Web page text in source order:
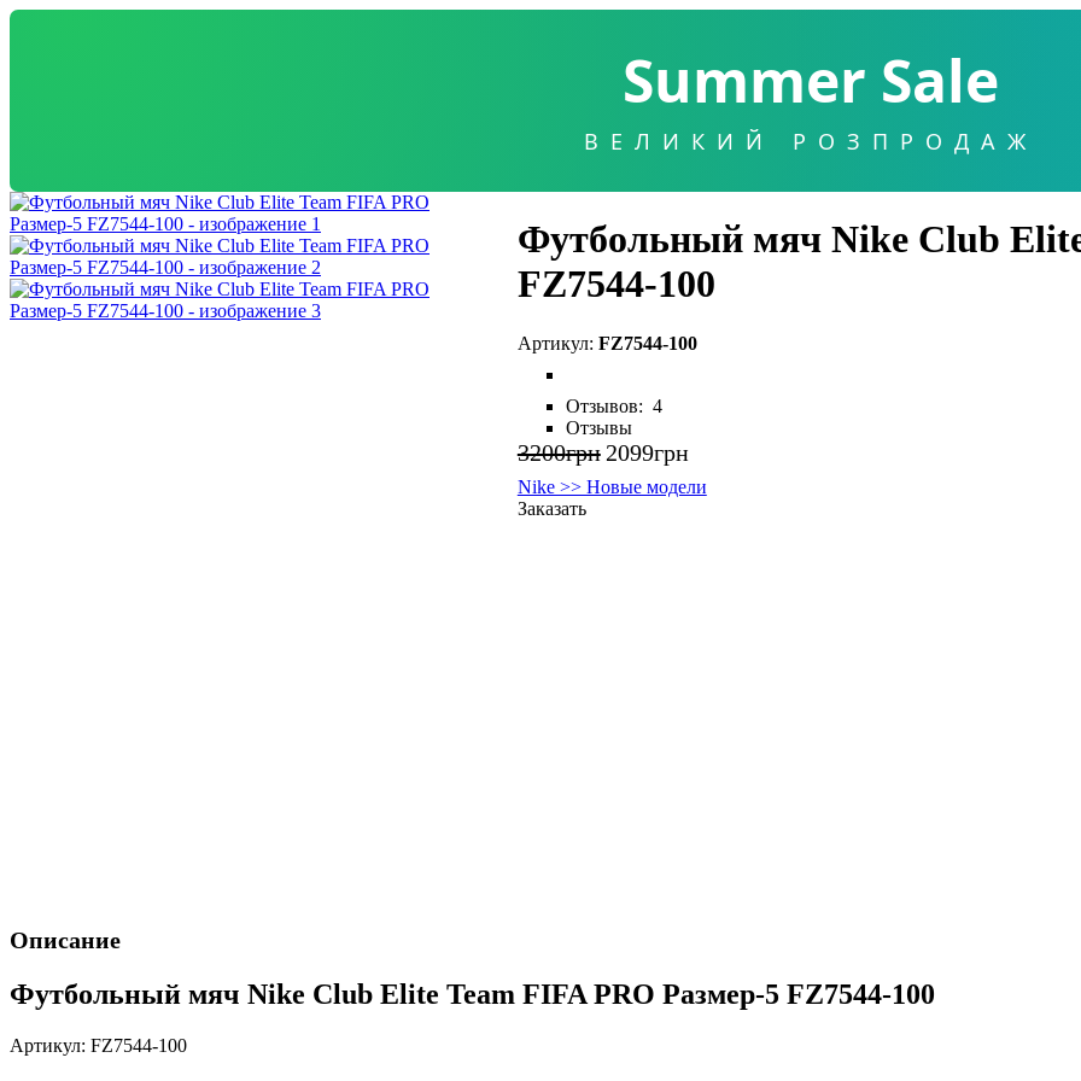
Summer Sale
ВЕЛИКИЙ РОЗПРОДАЖ
Футбольный мяч Nike Club
FZ7544-100
FZ7544-100
Отзывов: 4
Отзывы
3200грн 2099грн
Nike >> Новые модели
Заказать
Описание
Футбольный мяч Nike Club Elite Team FIFA PRO Размер-5 FZ7544-100
Артикул: FZ7544-100